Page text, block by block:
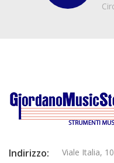
Indirizzo: Viale Italia,